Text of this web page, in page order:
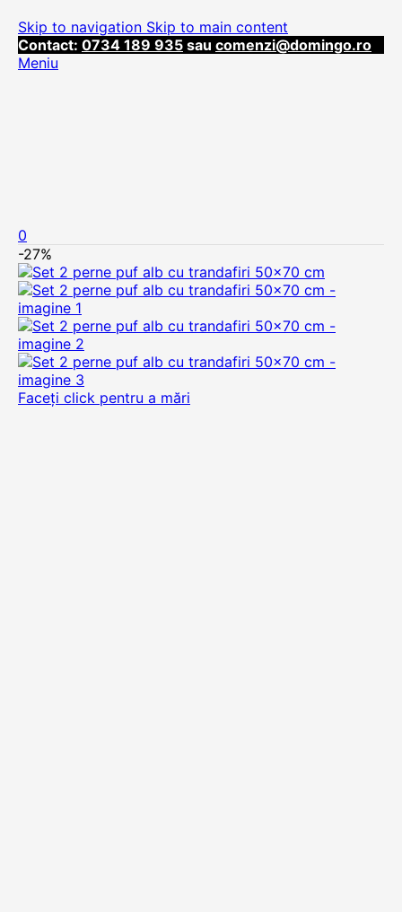
Skip to navigation Skip to main content
Contact: 0734 189 935 sau comenzi@domingo.ro
Meniu
0
-27%
Faceți click pentru a mări